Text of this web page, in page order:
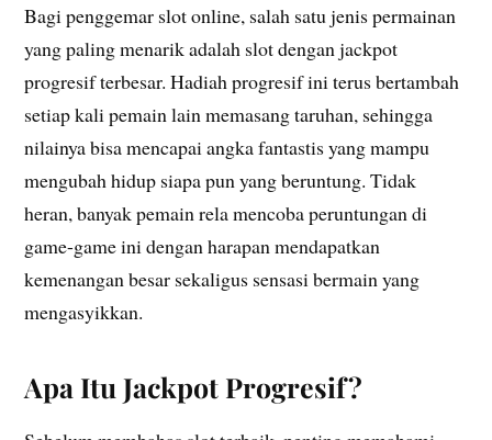
Bagi penggemar slot online, salah satu jenis permainan
yang paling menarik adalah slot dengan jackpot
progresif terbesar. Hadiah progresif ini terus bertambah
setiap kali pemain lain memasang taruhan, sehingga
nilainya bisa mencapai angka fantastis yang mampu
mengubah hidup siapa pun yang beruntung. Tidak
heran, banyak pemain rela mencoba peruntungan di
game-game ini dengan harapan mendapatkan
kemenangan besar sekaligus sensasi bermain yang
mengasyikkan.
Apa Itu Jackpot Progresif?